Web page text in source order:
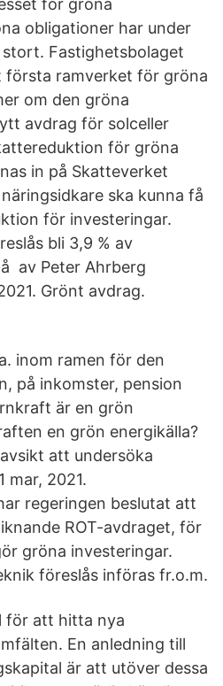
för gröna
obligationer har under
Fastighetsbolaget
första ramverket för gröna
om den gröna
avdrag för solceller
för gröna
in på Skatteverket
ska kunna få
för investeringar.
bli 3,9 % av
av Peter Ahrberg
Grönt avdrag.
inom ramen för den
på inkomster, pension
är en grön
en grön energikälla?
att undersöka
mar, 2021.
regeringen beslutat att
ROT-avdraget, för
gröna investeringar.
föreslås införas fr.o.m.
för att hitta nya
En anledning till
är att utöver dessa